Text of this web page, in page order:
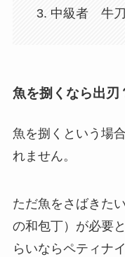
中級者 牛刀
魚を捌くなら出刃
魚を捌くという場
れません。
ただ魚をさばきた
の和包丁）が必要
らいならペティナ